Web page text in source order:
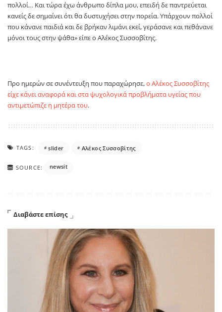
πολλοί… Και τώρα έχω άνθρωπο δίπλα μου, επειδή δε παντρεύεται
κανείς δε σημαίνει ότι θα δυστυχήσει στην πορεία. Υπάρχουν πολλοί
που κάνανε παιδιά και δε βρήκαν λιμάνι εκεί, γεράσανε και πεθάνανε
μόνοι τους στην ψάθα» είπε ο Αλέκος Συσσοβίτης.
Προ ημερών σε συνέντευξη που παραχώρησε,ο Αλέκος Συσσοβίτης
είχε κάνει αναφορά και στα ψυχολογικά προβλήματα υγείας που
αντιμετώπιζε η μητέρα του.
TAGS: slider Αλέκος Συσσοβίτης
SOURCE: newsit
Διαβάστε επίσης